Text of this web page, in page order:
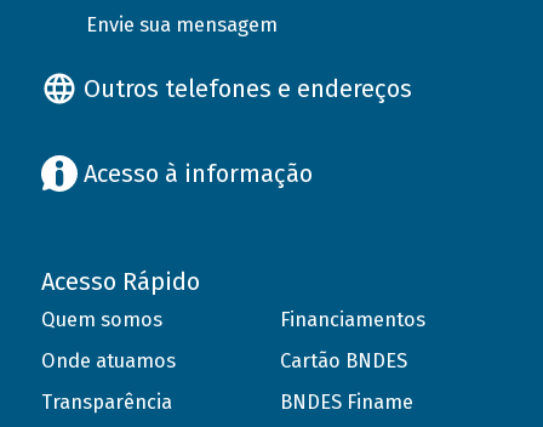
Envie sua mensagem
Outros telefones e endereços
Acesso à informação
Acesso Rápido
Quem somos
Onde atuamos
Transparência
Financiamentos
Cartão BNDES
BNDES Finame